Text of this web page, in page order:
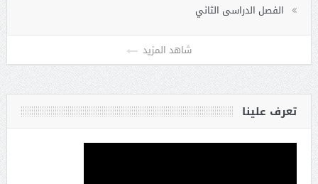
الفصل الدراسى الثاني
تعرف علينا